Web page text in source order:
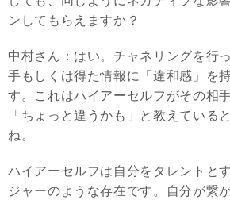
ンしてもらえますか？
中村さん：はい。チャネリングを行
手もしくは得た情報に「違和感」を
す。これはハイアーセルフがその相
「ちょっと違うかも」と教えている
ね。
ハイアーセルフは自分をタレントと
ジャーのような存在です。自分が繋